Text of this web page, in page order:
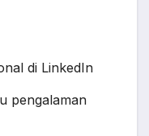
di LinkedIn
pengalaman